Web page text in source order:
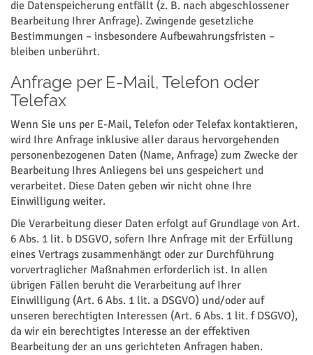
die Datenspeicherung entfällt (z. B. nach abgeschlossener
Bearbeitung Ihrer Anfrage). Zwingende gesetzliche
Bestimmungen – insbesondere Aufbewahrungsfristen –
bleiben unberührt.
Anfrage per E-Mail, Telefon oder
Telefax
Wenn Sie uns per E-Mail, Telefon oder Telefax kontaktieren,
wird Ihre Anfrage inklusive aller daraus hervorgehenden
personenbezogenen Daten (Name, Anfrage) zum Zwecke der
Bearbeitung Ihres Anliegens bei uns gespeichert und
verarbeitet. Diese Daten geben wir nicht ohne Ihre
Einwilligung weiter.
Die Verarbeitung dieser Daten erfolgt auf Grundlage von Art.
6 Abs. 1 lit. b DSGVO, sofern Ihre Anfrage mit der Erfüllung
eines Vertrags zusammenhängt oder zur Durchführung
vorvertraglicher Maßnahmen erforderlich ist. In allen
übrigen Fällen beruht die Verarbeitung auf Ihrer
Einwilligung (Art. 6 Abs. 1 lit. a DSGVO) und/oder auf
unseren berechtigten Interessen (Art. 6 Abs. 1 lit. f DSGVO),
da wir ein berechtigtes Interesse an der effektiven
Bearbeitung der an uns gerichteten Anfragen haben.